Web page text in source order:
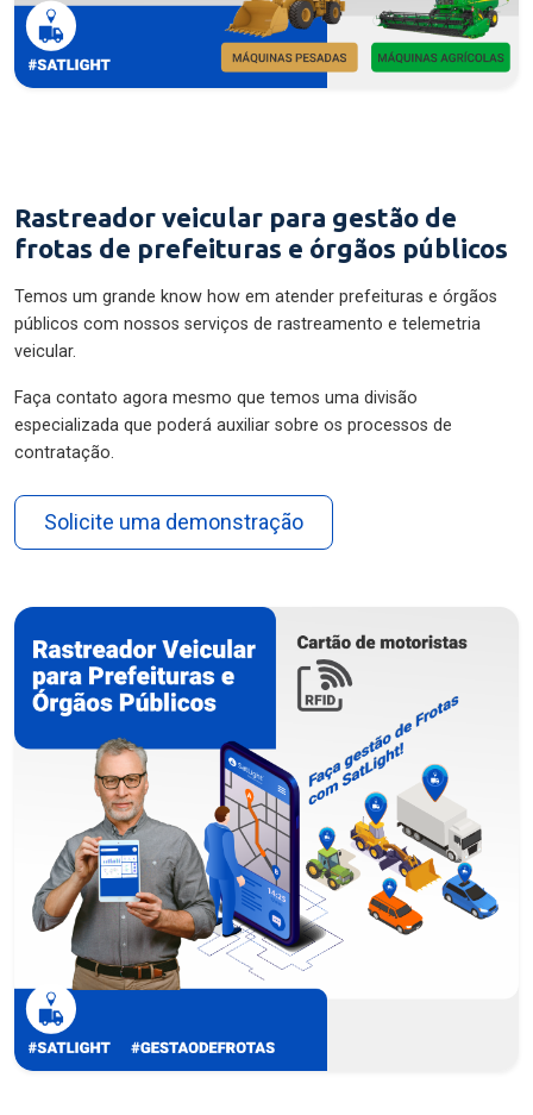
Rastreador veicular para gestão de
frotas de prefeituras e órgãos públicos
Temos um grande know how em atender prefeituras e órgãos
públicos com nossos serviços de rastreamento e telemetria
veicular.
Faça contato agora mesmo que temos uma divisão
especializada que poderá auxiliar sobre os processos de
contratação.
Solicite uma demonstração